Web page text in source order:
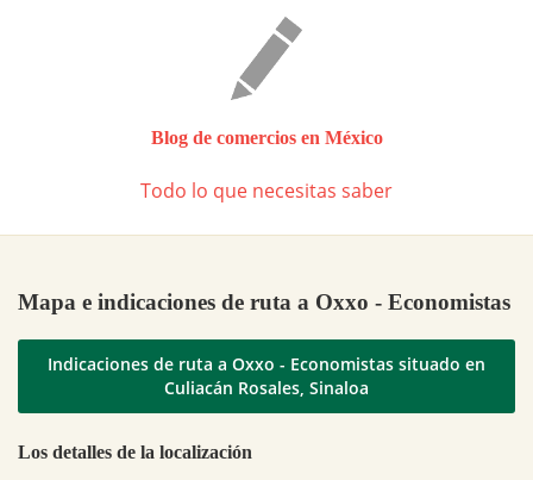
Blog de comercios en México
Todo lo que necesitas saber
Mapa e indicaciones de ruta a Oxxo - Economistas
Indicaciones de ruta a Oxxo - Economistas situado en
Culiacán Rosales, Sinaloa
Los detalles de la localización